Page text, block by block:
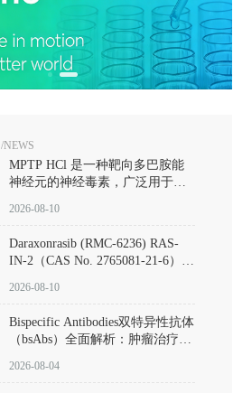
a
v
i
g
a
/NEWS
MPTP HCl 是一种靶向多巴胺能
神经元的神经毒素，广泛用于构
以盐酸盐形式存在，可触发线粒
用即为选择性损毁中脑黑质致密
部多巴胺能神经元，从而可靠模
拟帕金森病的核心病理与行为表
2026-08-10
Daraxonrasib (RMC-6236) RAS-
IN-2（CAS No. 2765081-21-6）：
向KRAS/NRAS/HRAS的广谱RAS
2026-08-10
Bispecific Antibodies双特异性抗体
（bsAbs）全面解析：肿瘤治疗的
2026-08-04